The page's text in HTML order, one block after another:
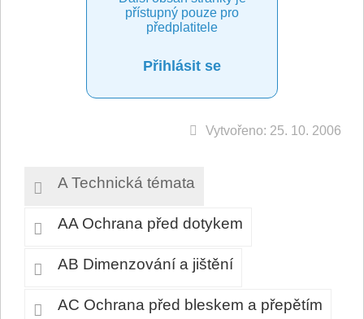
přístupný pouze pro
předplatitele
Přihlásit se
Vytvořeno: 25. 10. 2006
A Technická témata
AA Ochrana před dotykem
AB Dimenzování a jištění
AC Ochrana před bleskem a přepětím